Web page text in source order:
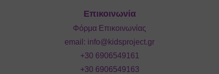
Επικοινωνία
Φόρμα Επικοινωνίας
email: info@kidsproject.gr
+30 6906549161
+30 6906549163